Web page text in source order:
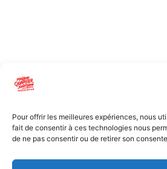
Pour offrir les meilleures expériences, nous
fait de consentir à ces technologies nous
de ne pas consentir ou de retirer son